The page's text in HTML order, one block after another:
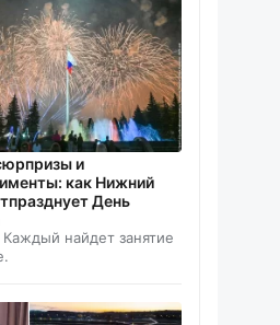
и
как Нижний
День
Каждый найдет занятие